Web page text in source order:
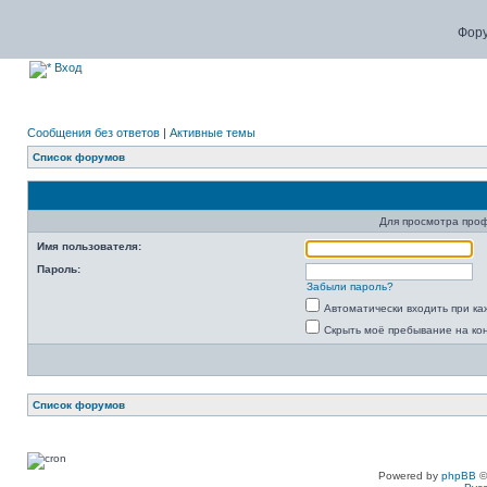
Вход
Сообщения без ответов | Активные темы
Список форумов
Для просмотра
Имя пользователя:
Пароль:
Забыли пароль?
Автоматически входить при
Скрыть моё пребывание на
Список форумов
Powered by phpBB